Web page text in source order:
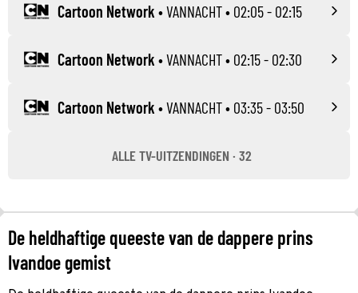
Cartoon Network •VANNACHT• 02:05 - 02:15
Cartoon Network •VANNACHT• 02:15 - 02:30
Cartoon Network •VANNACHT• 03:35 - 03:50
ALLE TV-UITZENDINGEN · 32
De heldhaftige queeste van de dappere prins
Ivandoe gemist